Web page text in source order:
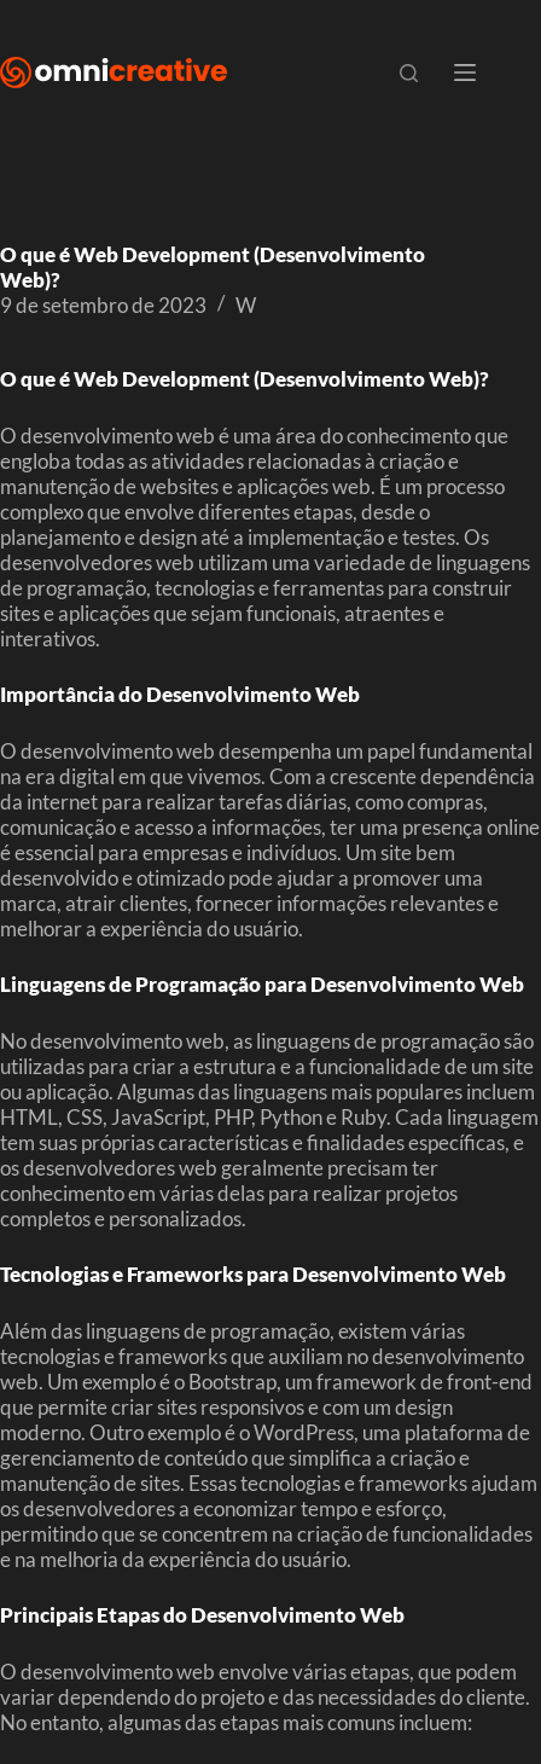
O que é Web Development (Desenvolvimento
Web)?
9 de setembro de 2023
W
O que é Web Development (Desenvolvimento Web)?
O desenvolvimento web é uma área do conhecimento que
engloba todas as atividades relacionadas à criação e
manutenção de websites e aplicações web. É um processo
complexo que envolve diferentes etapas, desde o
planejamento e design até a implementação e testes. Os
desenvolvedores web utilizam uma variedade de linguagens
de programação, tecnologias e ferramentas para construir
sites e aplicações que sejam funcionais, atraentes e
interativos.
Importância do Desenvolvimento Web
O desenvolvimento web desempenha um papel fundamental
na era digital em que vivemos. Com a crescente dependência
da internet para realizar tarefas diárias, como compras,
comunicação e acesso a informações, ter uma presença online
é essencial para empresas e indivíduos. Um site bem
desenvolvido e otimizado pode ajudar a promover uma
marca, atrair clientes, fornecer informações relevantes e
melhorar a experiência do usuário.
Linguagens de Programação para Desenvolvimento Web
No desenvolvimento web, as linguagens de programação são
utilizadas para criar a estrutura e a funcionalidade de um site
ou aplicação. Algumas das linguagens mais populares incluem
HTML, CSS, JavaScript, PHP, Python e Ruby. Cada linguagem
tem suas próprias características e finalidades específicas, e
os desenvolvedores web geralmente precisam ter
conhecimento em várias delas para realizar projetos
completos e personalizados.
Tecnologias e Frameworks para Desenvolvimento Web
Além das linguagens de programação, existem várias
tecnologias e frameworks que auxiliam no desenvolvimento
web. Um exemplo é o Bootstrap, um framework de front-end
que permite criar sites responsivos e com um design
moderno. Outro exemplo é o WordPress, uma plataforma de
gerenciamento de conteúdo que simplifica a criação e
manutenção de sites. Essas tecnologias e frameworks ajudam
os desenvolvedores a economizar tempo e esforço,
permitindo que se concentrem na criação de funcionalidades
e na melhoria da experiência do usuário.
Principais Etapas do Desenvolvimento Web
O desenvolvimento web envolve várias etapas, que podem
variar dependendo do projeto e das necessidades do cliente.
No entanto, algumas das etapas mais comuns incluem: